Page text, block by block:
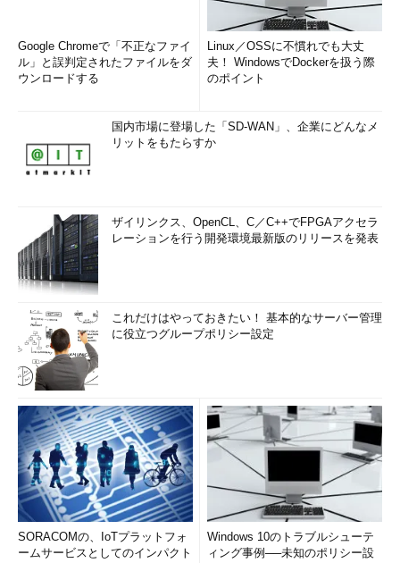
Google Chromeで「不正なファイ
ル」と誤判定されたファイルをダ
ウンロードする
Linux／OSSに不慣れでも大丈
夫！ WindowsでDockerを扱う際
のポイント
国内市場に登場した「SD-WAN」、企業にどんなメ
リットをもたらすか
ザイリンクス、OpenCL、C／C++でFPGAアクセラ
レーションを行う開発環境最新版のリリースを発表
これだけはやっておきたい！ 基本的なサーバー管理
に役立つグループポリシー設定
SORACOMの、IoTプラットフォ
ームサービスとしてのインパクト
Windows 10のトラブルシューテ
ィング事例──未知のポリシー設